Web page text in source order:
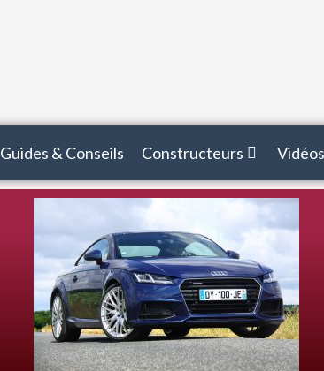
Guides & Conseils Constructeurs Vidéos